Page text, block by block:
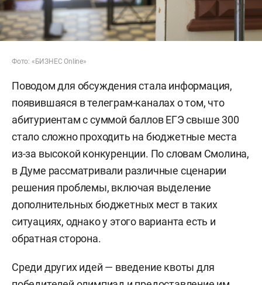
Фото: «БИЗНЕС Online»
Поводом для обсуждения стала информация,
появившаяся в телеграм-каналах о том, что
абитуриентам с суммой баллов ЕГЭ свыше 300
стало сложно проходить на бюджетные места
из-за высокой конкуренции. По словам Смолина,
в Думе рассматривали различные сценарии
решения проблемы, включая выделение
дополнительных бюджетных мест в таких
ситуациях, однако у этого варианта есть и
обратная сторона.
Среди других идей — введение квоты для